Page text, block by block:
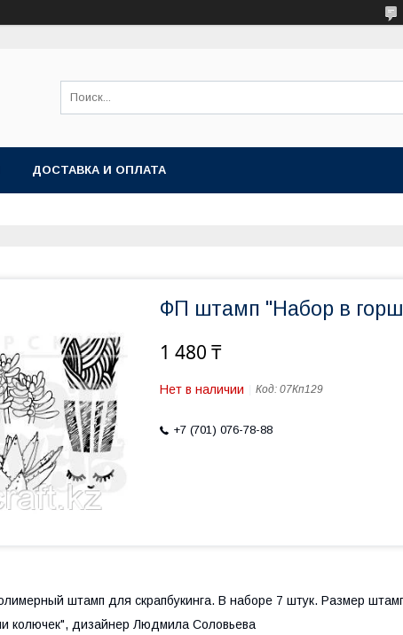
ДОСТАВКА И ОПЛАТА
ФП штамп "Набор в
1 480 ₸
Нет в наличии Код: 07Кп129
+7 (701) 076-78-88
штамп для скрапбукинга. В наборе 7 штук. Размер
колючек", дизайнер Людмила Соловьева